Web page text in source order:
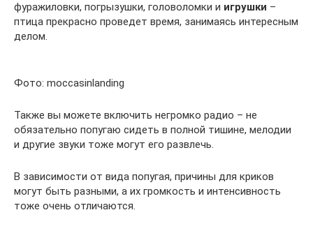
фуражиловки, погрызушки, головоломки и игрушки –
птица прекрасно проведет время, занимаясь интересным
делом.
Фото: moccasinlanding
Также вы можете включить негромко радио – не
обязательно попугаю сидеть в полной тишине, мелодии
и другие звуки тоже могут его развлечь.
В зависимости от вида попугая, причины для криков
могут быть разными, а их громкость и интенсивность
тоже очень отличаются.